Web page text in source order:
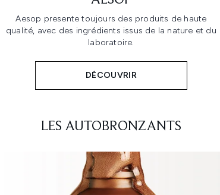
Aesop presente toujours des produits de haute
qualité, avec des ingrédients issus de la nature et du
laboratoire.
DÉCOUVRIR
LES AUTOBRONZANTS